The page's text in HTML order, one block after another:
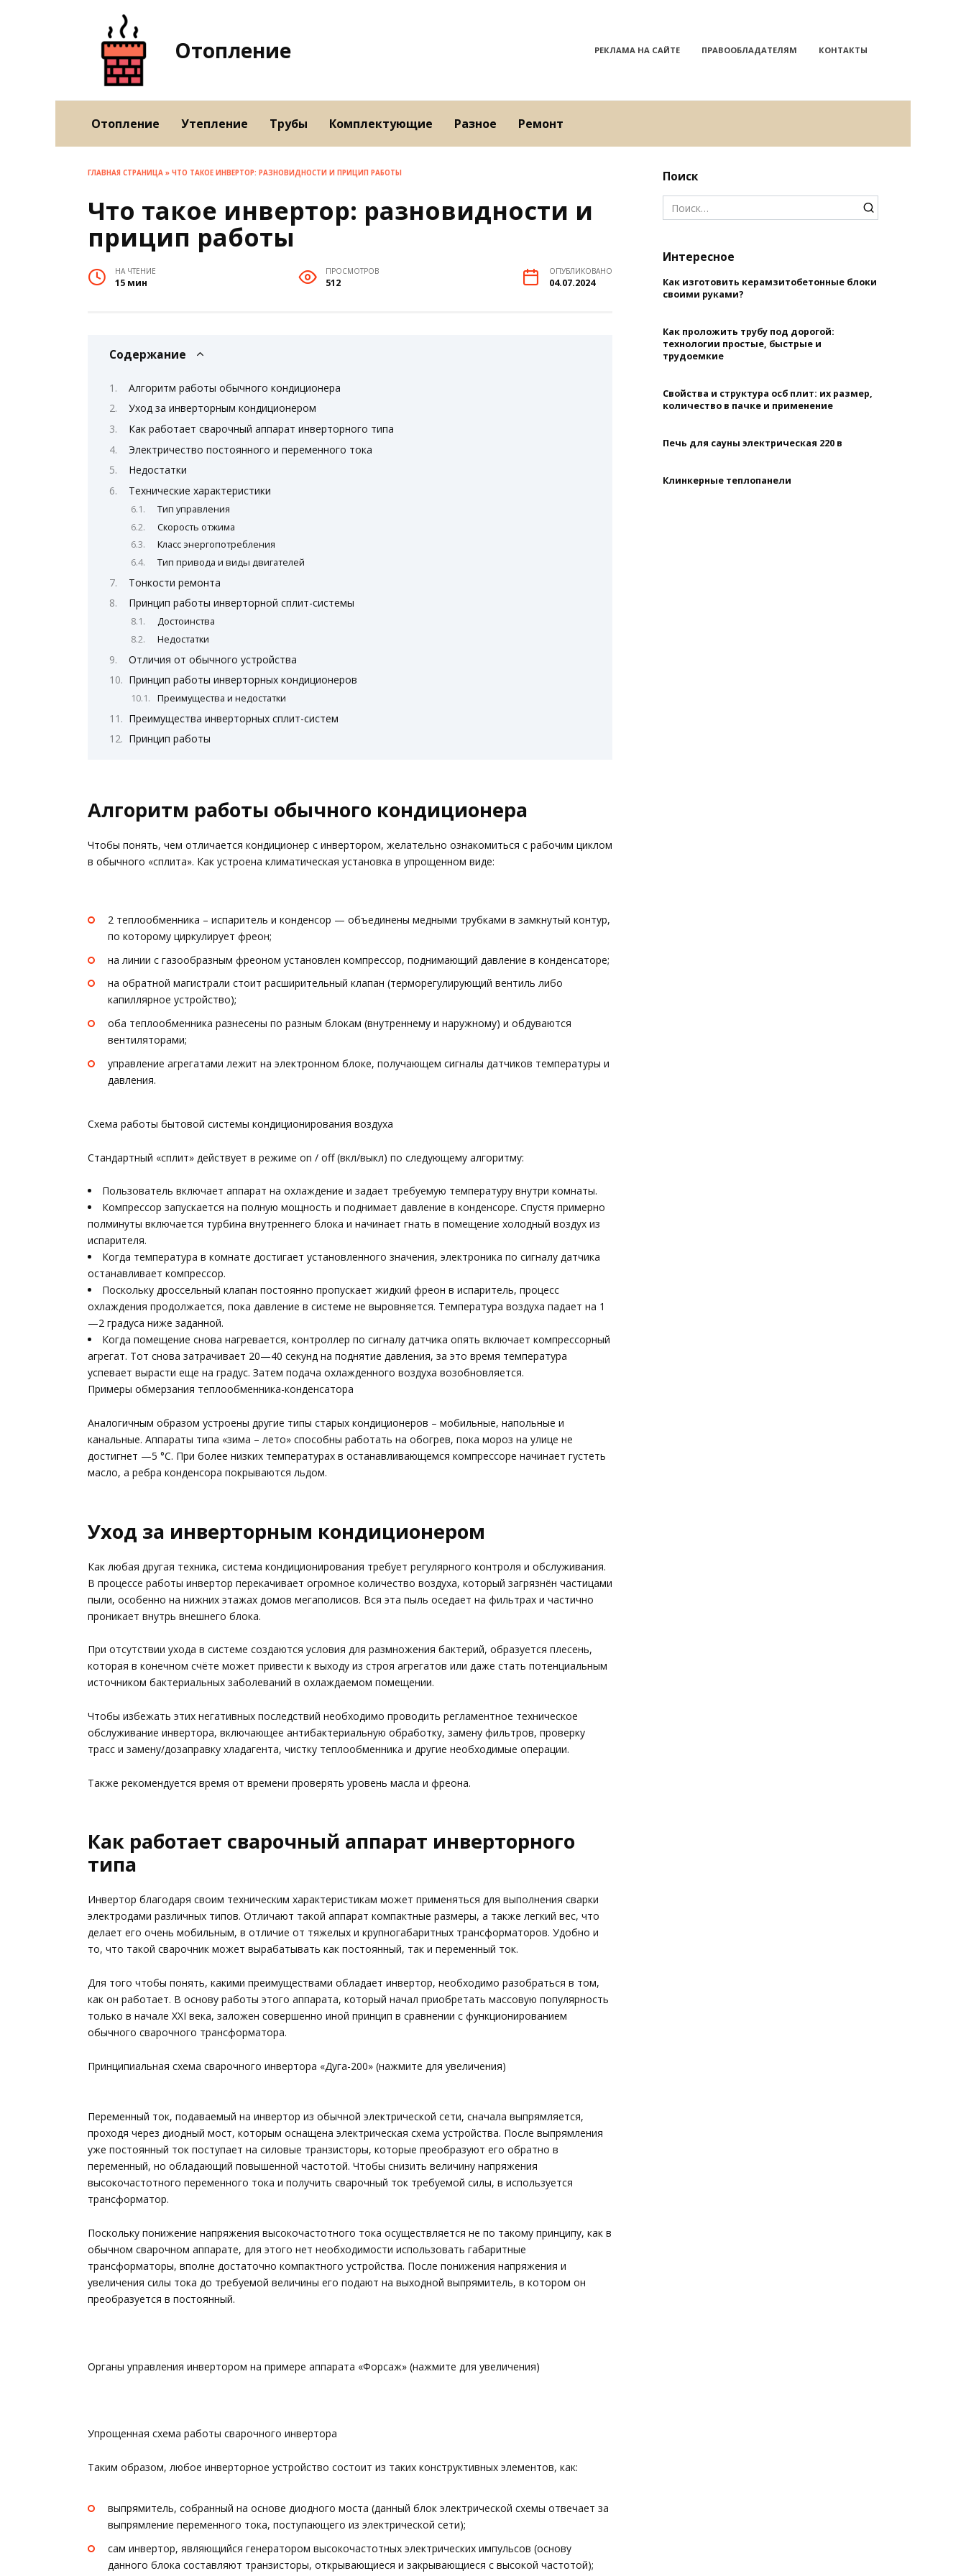
Отопление РЕКЛАМА НА САЙТЕ ПРАВООБЛАДАТЕЛЯМ КОНТАКТЫ
Отопление Утепление Трубы Комплектующие Разное Ремонт
ГЛАВНАЯ СТРАНИЦА » ЧТО ТАКОЕ ИНВЕРТОР: РАЗНОВИДНОСТИ И ПРИЦИП РАБОТЫ
Что такое инвертор: разновидности и
прицип работы
НА ЧТЕНИЕ
15 мин
ПРОСМОТРОВ
512
ОПУБЛИКОВАНО
04.07.2024
Содержание
Алгоритм работы обычного кондиционера
Уход за инверторным кондиционером
Как работает сварочный аппарат инверторного типа
Электричество постоянного и переменного тока
Недостатки
Технические характеристики
Тип управления
Скорость отжима
Класс энергопотребления
Тип привода и виды двигателей
Тонкости ремонта
Принцип работы инверторной сплит-системы
Достоинства
Недостатки
Отличия от обычного устройства
Принцип работы инверторных кондиционеров
Преимущества и недостатки
Преимущества инверторных сплит-систем
Принцип работы
Алгоритм работы обычного кондиционера
Чтобы понять, чем отличается кондиционер с инвертором, желательно ознакомиться с рабочим циклом
в обычного «сплита». Как устроена климатическая установка в упрощенном виде:
2 теплообменника – испаритель и конденсор — объединены медными трубками в замкнутый контур,
по которому циркулирует фреон;
на линии с газообразным фреоном установлен компрессор, поднимающий давление в конденсаторе;
на обратной магистрали стоит расширительный клапан (терморегулирующий вентиль либо
капиллярное устройство);
оба теплообменника разнесены по разным блокам (внутреннему и наружному) и обдуваются
вентиляторами;
управление агрегатами лежит на электронном блоке, получающем сигналы датчиков температуры и
давления.
Схема работы бытовой системы кондиционирования воздуха
Стандартный «сплит» действует в режиме on / off (вкл/выкл) по следующему алгоритму:
Пользователь включает аппарат на охлаждение и задает требуемую температуру внутри комнаты.
Компрессор запускается на полную мощность и поднимает давление в конденсоре. Спустя примерно
полминуты включается турбина внутреннего блока и начинает гнать в помещение холодный воздух из
испарителя.
Когда температура в комнате достигает установленного значения, электроника по сигналу датчика
останавливает компрессор.
Поскольку дроссельный клапан постоянно пропускает жидкий фреон в испаритель, процесс
охлаждения продолжается, пока давление в системе не выровняется. Температура воздуха падает на 1
—2 градуса ниже заданной.
Когда помещение снова нагревается, контроллер по сигналу датчика опять включает компрессорный
агрегат. Тот снова затрачивает 20—40 секунд на поднятие давления, за это время температура
успевает вырасти еще на градус. Затем подача охлажденного воздуха возобновляется.
Примеры обмерзания теплообменника-конденсатора
Аналогичным образом устроены другие типы старых кондиционеров – мобильные, напольные и
канальные. Аппараты типа «зима – лето» способны работать на обогрев, пока мороз на улице не
достигнет —5 °С. При более низких температурах в останавливающемся компрессоре начинает густеть
масло, а ребра конденсора покрываются льдом.
Уход за инверторным кондиционером
Как любая другая техника, система кондиционирования требует регулярного контроля и обслуживания.
В процессе работы инвертор перекачивает огромное количество воздуха, который загрязнён частицами
пыли, особенно на нижних этажах домов мегаполисов. Вся эта пыль оседает на фильтрах и частично
проникает внутрь внешнего блока.
При отсутствии ухода в системе создаются условия для размножения бактерий, образуется плесень,
которая в конечном счёте может привести к выходу из строя агрегатов или даже стать потенциальным
источником бактериальных заболеваний в охлаждаемом помещении.
Чтобы избежать этих негативных последствий необходимо проводить регламентное техническое
обслуживание инвертора, включающее антибактериальную обработку, замену фильтров, проверку
трасс и замену/дозаправку хладагента, чистку теплообменника и другие необходимые операции.
Также рекомендуется время от времени проверять уровень масла и фреона.
Как работает сварочный аппарат инверторного
типа
Инвертор благодаря своим техническим характеристикам может применяться для выполнения сварки
электродами различных типов. Отличают такой аппарат компактные размеры, а также легкий вес, что
делает его очень мобильным, в отличие от тяжелых и крупногабаритных трансформаторов. Удобно и
то, что такой сварочник может вырабатывать как постоянный, так и переменный ток.
Для того чтобы понять, какими преимуществами обладает инвертор, необходимо разобраться в том,
как он работает. В основу работы этого аппарата, который начал приобретать массовую популярность
только в начале XXI века, заложен совершенно иной принцип в сравнении с функционированием
обычного сварочного трансформатора.
Принципиальная схема сварочного инвертора «Дуга-200» (нажмите для увеличения)
Переменный ток, подаваемый на инвертор из обычной электрической сети, сначала выпрямляется,
проходя через диодный мост, которым оснащена электрическая схема устройства. После выпрямления
уже постоянный ток поступает на силовые транзисторы, которые преобразуют его обратно в
переменный, но обладающий повышенной частотой. Чтобы снизить величину напряжения
высокочастотного переменного тока и получить сварочный ток требуемой силы, в используется
трансформатор.
Поскольку понижение напряжения высокочастотного тока осуществляется не по такому принципу, как в
обычном сварочном аппарате, для этого нет необходимости использовать габаритные
трансформаторы, вполне достаточно компактного устройства. После понижения напряжения и
увеличения силы тока до требуемой величины его подают на выходной выпрямитель, в котором он
преобразуется в постоянный.
Органы управления инвертором на примере аппарата «Форсаж» (нажмите для увеличения)
Упрощенная схема работы сварочного инвертора
Таким образом, любое инверторное устройство состоит из таких конструктивных элементов, как:
выпрямитель, собранный на основе диодного моста (данный блок электрической схемы отвечает за
выпрямление переменного тока, поступающего из электрической сети);
сам инвертор, являющийся генератором высокочастотных электрических импульсов (основу
данного блока составляют транзисторы, открывающиеся и закрывающиеся с высокой частотой);
Поиск
Search
for:
Интересное
Как изготовить керамзитобетонные блоки
своими руками?
Как проложить трубу под дорогой:
технологии простые, быстрые и
трудоемкие
Свойства и структура осб плит: их размер,
количество в пачке и применение
Печь для сауны электрическая 220 в
Клинкерные теплопанели